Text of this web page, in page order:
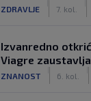
ZDRAVLJE 7. kol.
Izvanredno
Viagre
ZNANOST 6. kol.